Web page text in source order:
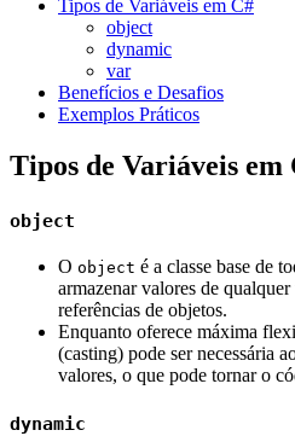
Tipos de Variáveis em C#
object
dynamic
var
Benefícios e Desafios
Exemplos Práticos
Tipos de Variáveis em
object
O object é a classe base de
armazenar valores de
referências de objetos.
Enquanto oferece máxima
(casting) pode ser necessária
valores, o que pode tornar o
dynamic